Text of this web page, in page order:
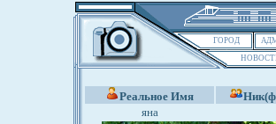
ГОРОД
Реальное Имя
яна